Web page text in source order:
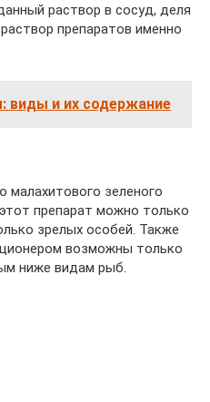
раствор в сосуд, деля
препаратов именно
виды и их содержание
малахитового зеленого
препарат можно только
зрелых особей. Также
возможны только
ниже видам рыб.